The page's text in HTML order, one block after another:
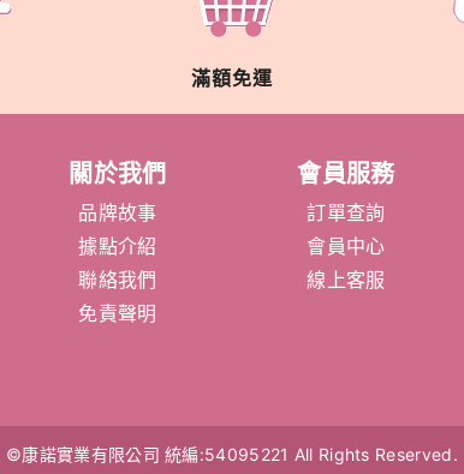
滿額免運
關於我們
品牌故事
據點介紹
聯絡我們
免責聲明
會員服務
訂單查詢
會員中心
線上客服
©康諾實業有限公司統編:54095221 All Rights Reserved.